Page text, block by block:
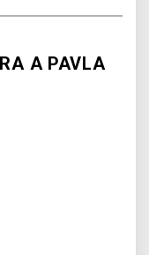
A PAVLA